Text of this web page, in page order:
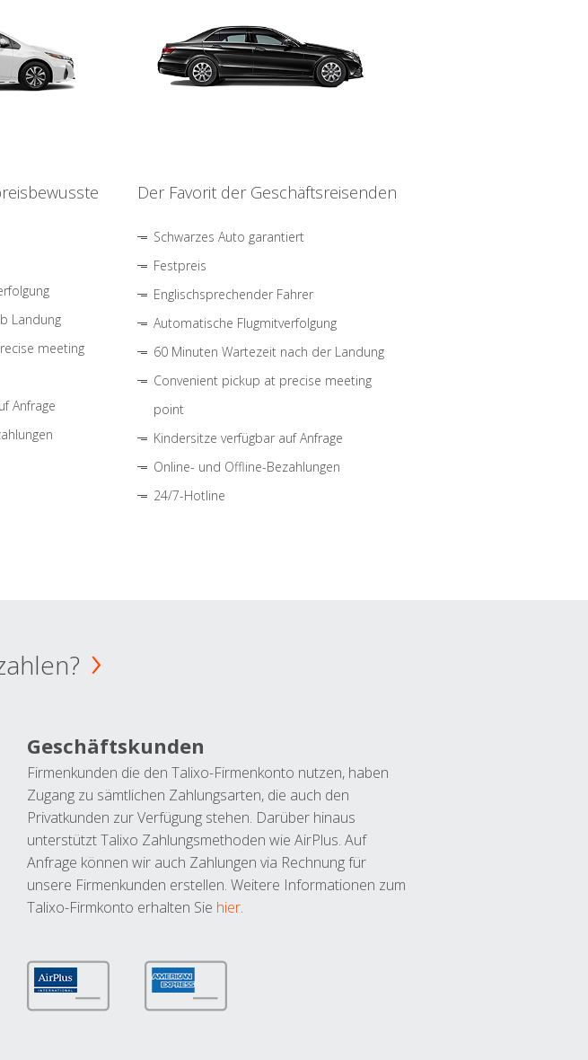
Landung
meeting
Anfrage
Der Favorit der Geschäftsreisenden
Schwarzes Auto garantiert
Festpreis
Englischsprechender Fahrer
Automatische Flugmitverfolgung
60 Minuten Wartezeit nach der Landung
Convenient pickup at precise meeting
point
Kindersitze verfügbar auf Anfrage
Online- und Offline-Bezahlungen
24/7-Hotline
Geschäftskunden
Firmenkunden die den Talixo-Firmenkonto nutzen, haben
Zugang zu sämtlichen Zahlungsarten, die auch den
Privatkunden zur Verfügung stehen. Darüber hinaus
unterstützt Talixo Zahlungsmethoden wie AirPlus. Auf
Anfrage können wir auch Zahlungen via Rechnung für
unsere Firmenkunden erstellen. Weitere Informationen zum
Talixo-Firmkonto erhalten Sie hier.